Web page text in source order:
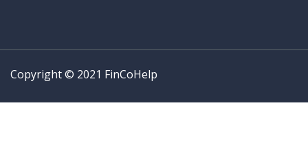
Copyright © 2021 FinCoHelp